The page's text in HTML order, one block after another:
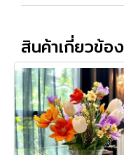
สินค้าเกี่ยวข้อง